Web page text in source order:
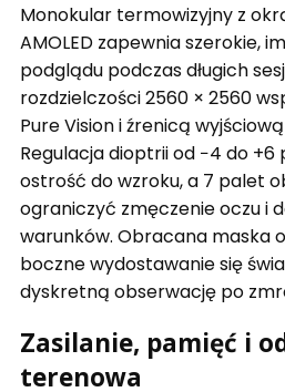
Monokular termowizyjny z
AMOLED zapewnia szerokie,
podglądu podczas długich
rozdzielczości 2560 × 2560
Pure Vision i źrenicą
Regulacja dioptrii od −4 do
ostrość do wzroku, a 7 palet
ograniczyć zmęczenie oczu i
warunków. Obracana maska
boczne wydostawanie się
dyskretną obserwację po
Zasilanie, pamięć i
terenowa